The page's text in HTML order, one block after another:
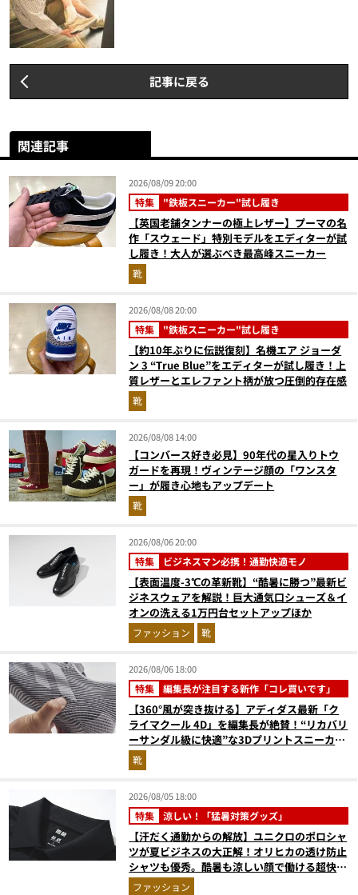
記事に戻る
関連記事
2026/08/09 20:00
特集 "鉄板スニーカー"試し履き
【英国老舗タンナーの極上レザー】プーマの名
作「スウェード」特別モデルをエディターが試
し履き！大人が選ぶべき最高峰スニーカー
靴
2026/08/08 20:00
特集 "鉄板スニーカー"試し履き
【約10年ぶりに伝説復刻】名機エア ジョーダ
ン 3 “True Blue”をエディターが試し履き！上
質レザーとエレファント柄が放つ圧倒的存在感
靴
2026/08/08 14:00
【コンバース好き必見】90年代の星入りトウ
ガードを再現！ヴィンテージ顔の「ワンスタ
ー」が履き心地もアップデート
靴
2026/08/06 20:00
特集 ビジネスマン必携！通勤快適モノ
【表面温度-3℃の革新靴】“酷暑に勝つ”最新ビ
ジネスウェアを解説！巨大通気口シューズ＆イ
オンの洗える1万円台セットアップほか
ファッション 靴
2026/08/06 18:00
特集 編集長が注目する新作「コレ買いです」
【360°風が突き抜ける】アディダス最新「ク
ライマクール 4D」を編集長が絶賛！“リカバリ
ーサンダル級に快適”な3Dプリントスニーカー
『コレ買いです』Vol.173
靴
2026/08/05 18:00
特集 涼しい！「猛暑対策グッズ」
【汗だく通勤からの解放】ユニクロのポロシャ
ツが夏ビジネスの大正解！オリヒカの透け防止
シャツも優秀。酷暑も涼しい顔で働ける超快適
ウエアの実力
ファッション